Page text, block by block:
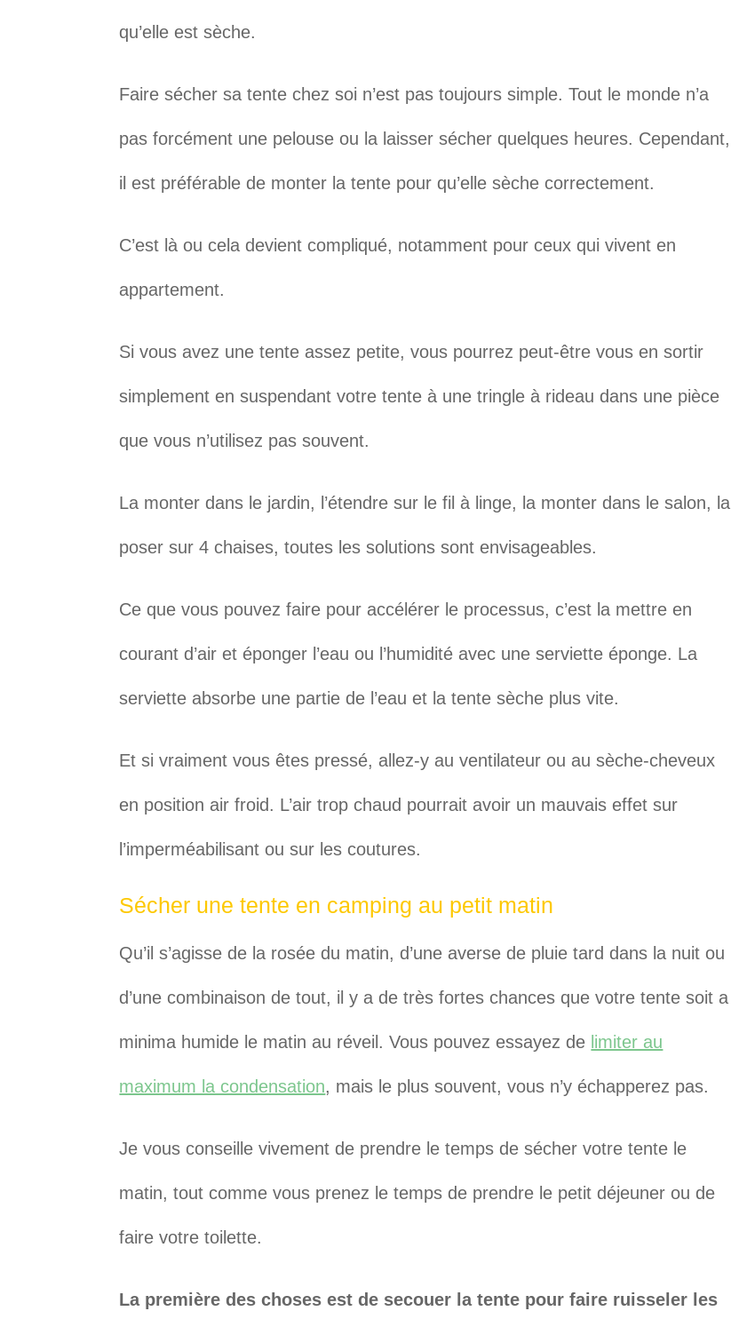
qu’elle est sèche.
Faire sécher sa tente chez soi n’est pas toujours simple. Tout le monde n’a
pas forcément une pelouse ou la laisser sécher quelques heures. Cependant,
il est préférable de monter la tente pour qu’elle sèche correctement.
C’est là ou cela devient compliqué, notamment pour ceux qui vivent en
appartement.
Si vous avez une tente assez petite, vous pourrez peut-être vous en sortir
simplement en suspendant votre tente à une tringle à rideau dans une pièce
que vous n’utilisez pas souvent.
La monter dans le jardin, l’étendre sur le fil à linge, la monter dans le salon, la
poser sur 4 chaises, toutes les solutions sont envisageables.
Ce que vous pouvez faire pour accélérer le processus, c’est la mettre en
courant d’air et éponger l’eau ou l’humidité avec une serviette éponge. La
serviette absorbe une partie de l’eau et la tente sèche plus vite.
Et si vraiment vous êtes pressé, allez-y au ventilateur ou au sèche-cheveux
en position air froid. L’air trop chaud pourrait avoir un mauvais effet sur
l’imperméabilisant ou sur les coutures.
Sécher une tente en camping au petit matin
Qu’il s’agisse de la rosée du matin, d’une averse de pluie tard dans la nuit ou
d’une combinaison de tout, il y a de très fortes chances que votre tente soit a
minima humide le matin au réveil. Vous pouvez essayez de limiter au
maximum la condensation, mais le plus souvent, vous n’y échapperez pas.
Je vous conseille vivement de prendre le temps de sécher votre tente le
matin, tout comme vous prenez le temps de prendre le petit déjeuner ou de
faire votre toilette.
La première des choses est de secouer la tente pour faire ruisseler les